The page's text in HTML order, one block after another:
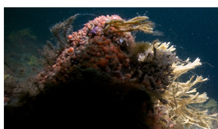
Das Sidemount-Forum ist auf
ein neues Forensystem
umgezogen und wie gewohnt
unterhttps://www.sidemount-
forum.com
erreichbar.